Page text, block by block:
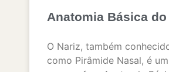
Anatomia Básica do
O Nariz, também
como Pirâmide Nasal, é